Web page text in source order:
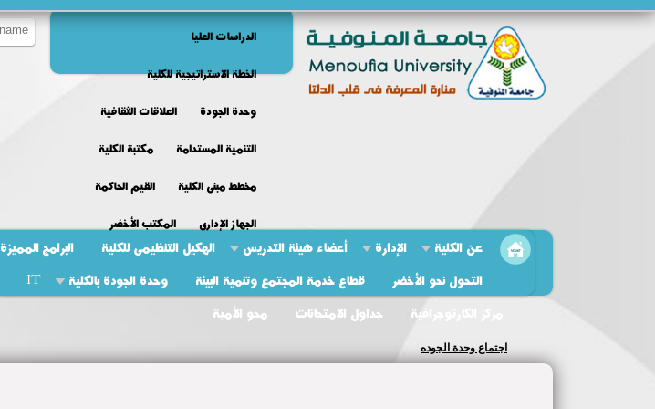
الدراسات العليا
الخطة الاستراتيجية للكلية
وحدة الجودة
العلاقات الثقافية
التنمية المستدامة
مكتبة الكلية
مخطط مبنى الكلية
القيم الحاكمة
الجهاز الإدارى
المكتب الأخضر
عن الكلية الإدارة أعضاء هيئة التدريس الهكيل التنظيمى للكلية البرامج المميزة
التحول نحو الأخضر
قطاع خدمة المجتمع وتنمية البيئة وحدة الجودة بالكلية IT
مركز الكارتوجرافية
جداول الامتحانات محو الأمية
اجتماع وحدة الجوده